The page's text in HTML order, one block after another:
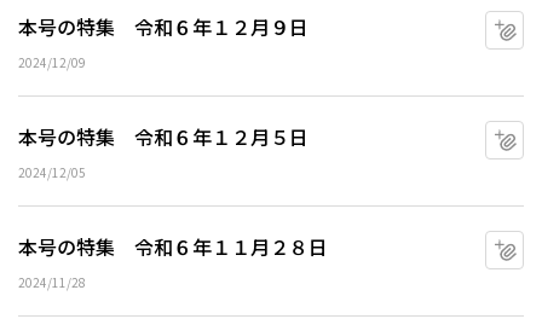
本号の特集 令和６年１２月９日
2024/12/09
本号の特集 令和６年１２月５日
2024/12/05
本号の特集 令和６年１１月２８日
2024/11/28